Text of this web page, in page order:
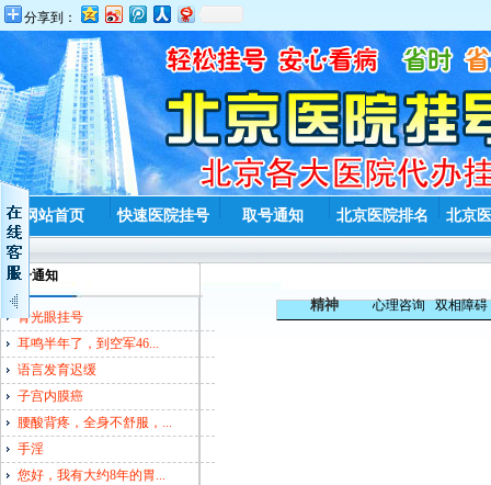
分享到：
网站首页 快速医院挂号 取号通知 北京医院排名 北京
取号通知
青光眼挂号
耳鸣半年了，到空军46...
语言发育迟缓
子宫内膜癌
腰酸背疼，全身不舒服，...
手淫
您好，我有大约8年的胃...
精神 心理咨询 双相障碍